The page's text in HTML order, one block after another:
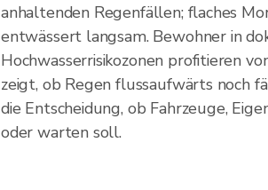
anhaltenden Regenfällen; flaches
entwässert langsam. Bewohner in
Hochwasserrisikozonen profitieren
zeigt, ob Regen flussaufwärts noch
die Entscheidung, ob Fahrzeuge,
oder warten soll.